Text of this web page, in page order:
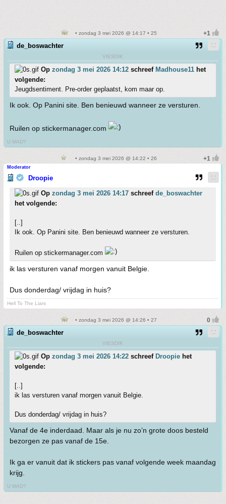
• zondag 3 mei 2026 @ 14:17 • 25
de_boswachter
VIESDIK
Op zondag 3 mei 2026 14:12 schreef Madhouse11 het
volgende:
Jeugdsentiment. Pre-order geplaatst, kom maar op.
Ik ook. Op Panini site. Ben benieuwd wanneer ze versturen.
Ruilen op stickermanager.com
U MAD?
• zondag 3 mei 2026 @ 14:22 • 26
Moderator
Droopie
Op zondag 3 mei 2026 14:17 schreef de_boswachter
het volgende:
[..]
Ik ook. Op Panini site. Ben benieuwd wanneer ze versturen.
Ruilen op stickermanager.com
ik las versturen vanaf morgen vanuit Belgie.
Dus donderdag/ vrijdag in huis?
Hell To The Liars
• zondag 3 mei 2026 @ 14:26 • 27
de_boswachter
VIESDIK
Op zondag 3 mei 2026 14:22 schreef Droopie het
volgende:
[..]
ik las versturen vanaf morgen vanuit Belgie.
Dus donderdag/ vrijdag in huis?
Vanaf de 4e inderdaad. Maar als je nu zo’n grote doos besteld
bezorgen ze pas vanaf de 15e.
Ik ga er vanuit dat ik stickers pas vanaf volgende week maandag
krijg.
U MAD?